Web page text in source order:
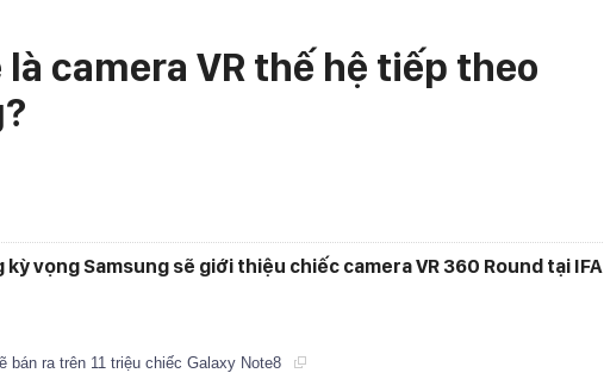
là camera VR thế hệ tiếp theo
vọng Samsung sẽ giới thiệu chiếc camera VR 360 Round tại IFA
bán ra trên 11 triệu chiếc Galaxy Note8